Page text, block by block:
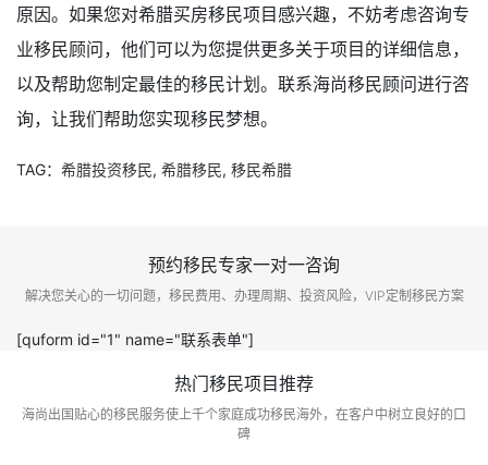
原因。如果您对希腊买房移民项目感兴趣，不妨考虑咨询专
业移民顾问，他们可以为您提供更多关于项目的详细信息，
以及帮助您制定最佳的移民计划。联系海尚移民顾问进行咨
询，让我们帮助您实现移民梦想。
TAG： 希腊投资移民, 希腊移民, 移民希腊
预约移民专家一对一咨询
解决您关心的一切问题，移民费用、办理周期、投资风险，VIP定制移民方案
[quform id="1" name="联系表单"]
热门移民项目推荐
海尚出国贴心的移民服务使上千个家庭成功移民海外，在客户中树立良好的口
碑